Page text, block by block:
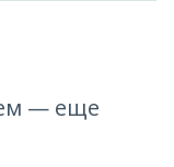
— еще